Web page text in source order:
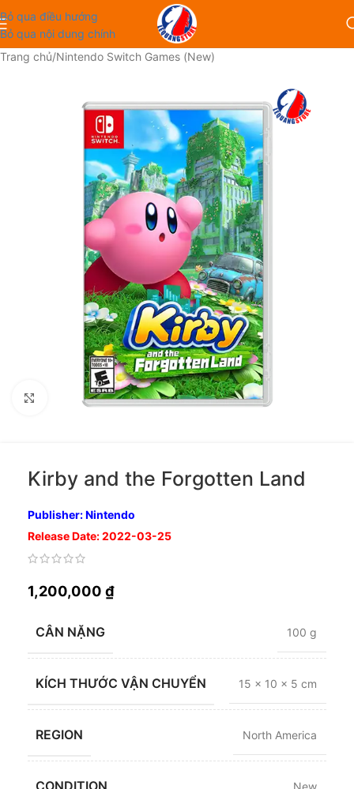
Bỏ qua điều hướng
Bỏ qua nội dung chính
Trang chủ/Nintendo Switch Games (New)
Nhấp để phóng to
Kirby and the Forgotten Land
Publisher: Nintendo
Release Date: 2022-03-25
1,200,000 ₫
CÂN NẶNG 100 g
KÍCH THƯỚC VẬN CHUYỂN 15 × 10 × 5 cm
REGION North America